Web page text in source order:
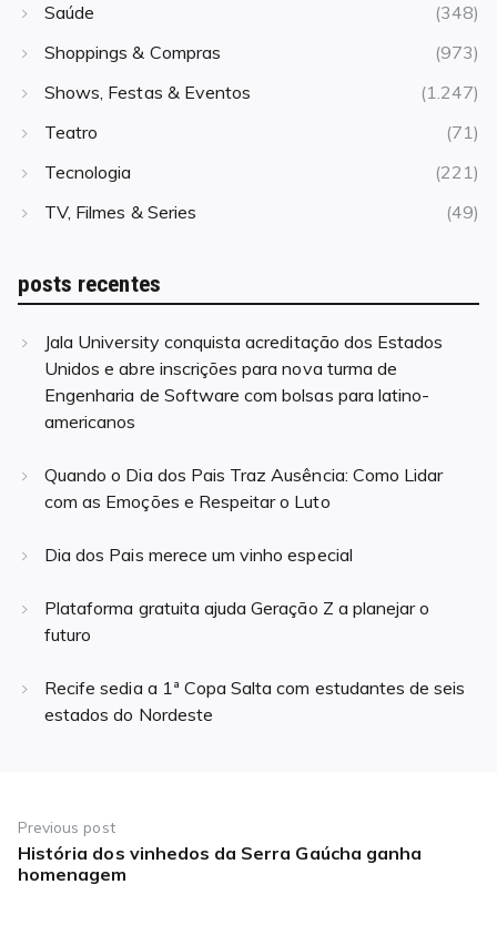
Saúde
(348)
Shoppings & Compras
(973)
Shows, Festas & Eventos
(1.247)
Teatro
(71)
Tecnologia
(221)
TV, Filmes & Series
(49)
posts recentes
Jala University conquista acreditação dos Estados
Unidos e abre inscrições para nova turma de
Engenharia de Software com bolsas para latino-
americanos
Quando o Dia dos Pais Traz Ausência: Como Lidar
com as Emoções e Respeitar o Luto
Dia dos Pais merece um vinho especial
Plataforma gratuita ajuda Geração Z a planejar o
futuro
Recife sedia a 1ª Copa Salta com estudantes de seis
estados do Nordeste
de
Post
Previous post
Previous
post:
História dos vinhedos da Serra Gaúcha ganha
homenagem